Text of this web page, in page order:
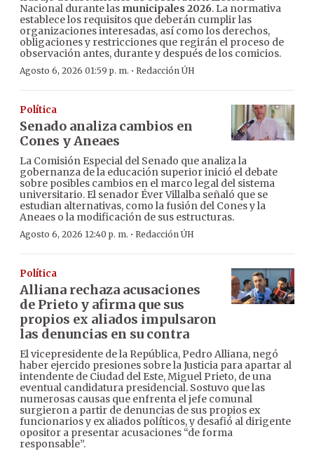
Nacional durante las municipales 2026. La normativa
establece los requisitos que deberán cumplir las
organizaciones interesadas, así como los derechos,
obligaciones y restricciones que regirán el proceso de
observación antes, durante y después de los comicios.
Agosto 6, 2026 01:59 p. m. · Redacción ÚH
Política
Senado analiza cambios en
Cones y Aneaes
La Comisión Especial del Senado que analiza la
gobernanza de la educación superior inició el debate
sobre posibles cambios en el marco legal del sistema
universitario. El senador Éver Villalba señaló que se
estudian alternativas, como la fusión del Cones y la
Aneaes o la modificación de sus estructuras.
Agosto 6, 2026 12:40 p. m. · Redacción ÚH
Política
Alliana rechaza acusaciones
de Prieto y afirma que sus
propios ex aliados impulsaron
las denuncias en su contra
El vicepresidente de la República, Pedro Alliana, negó
haber ejercido presiones sobre la Justicia para apartar al
intendente de Ciudad del Este, Miguel Prieto, de una
eventual candidatura presidencial. Sostuvo que las
numerosas causas que enfrenta el jefe comunal
surgieron a partir de denuncias de sus propios ex
funcionarios y ex aliados políticos, y desafió al dirigente
opositor a presentar acusaciones “de forma
responsable”.